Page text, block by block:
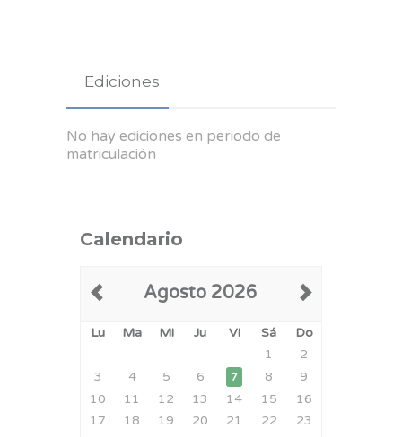
Ediciones
No hay ediciones en periodo de
matriculación
Calendario
Agosto 2026
Lu Ma Mi Ju Vi Sá
Do
1
2
3
4 5 6 7 8
9
10
11 12 13 14 15
16
17
18 19 20 21 22
23